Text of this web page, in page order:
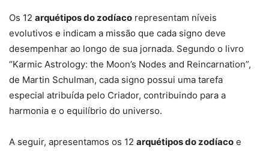
Os 12 arquétipos do zodíaco representam níveis
evolutivos e indicam a missão que cada signo deve
desempenhar ao longo de sua jornada. Segundo o livro
“Karmic Astrology: the Moon’s Nodes and Reincarnation”,
de Martin Schulman, cada signo possui uma tarefa
especial atribuída pelo Criador, contribuindo para a
harmonia e o equilíbrio do universo.
A seguir, apresentamos os 12 arquétipos do zodíaco e